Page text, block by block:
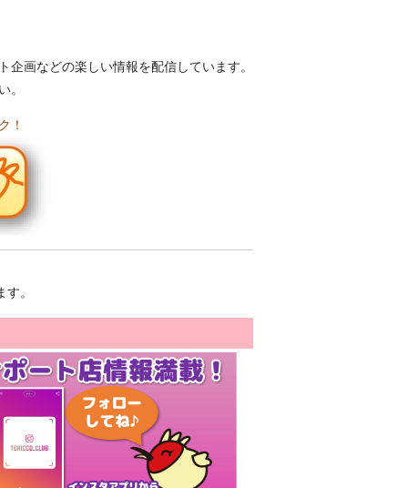
画などの楽しい情報を配信しています。
。
！
。